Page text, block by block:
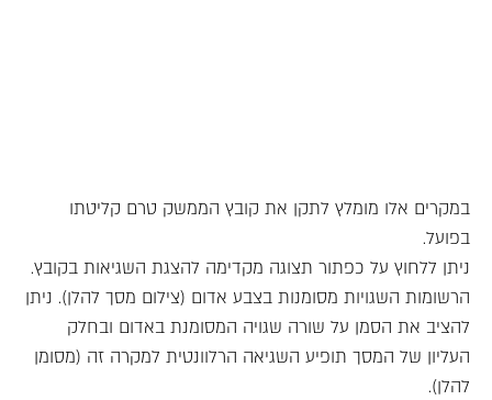
במקרים אלו מומלץ לתקן את קובץ הממשק טרם קליטתו
בפועל.
ניתן ללחוץ על כפתור תצוגה מקדימה להצגת השגיאות בקובץ.
הרשומות השגויות מסומנות בצבע אדום (צילום מסך להלן). ניתן
להציב את הסמן על שורה שגויה המסומנת באדום ובחלק
העליון של המסך תופיע השגיאה הרלוונטית למקרה זה (מסומן
להלן).